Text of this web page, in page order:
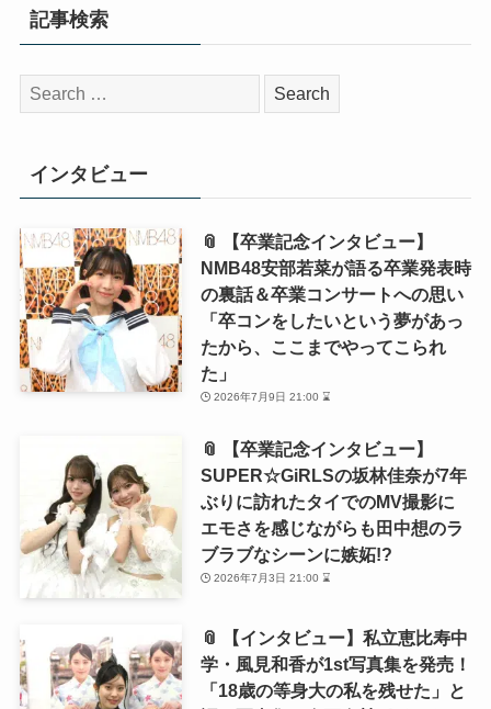
【関連ニュース】
📎 【ライブレポ】ELAIZA、初のライブツアー
「GENTLE」が開幕！東京公演で“心に優しい”至福…
ストに後藤真希・冨田菜々風（≠ME）の…
📎 【ライブレポ】ELAIZA のライブがエモすぎた！
「fantasy」のテーマ“自己肯定感”を体現…